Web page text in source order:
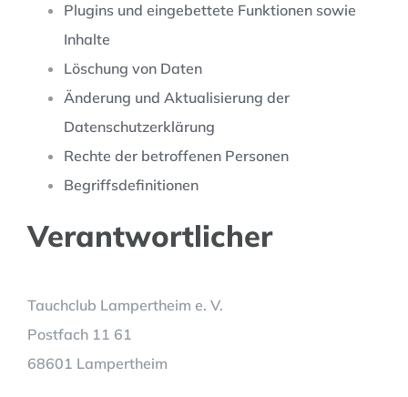
Plugins und eingebettete Funktionen sowie
Inhalte
Löschung von Daten
Änderung und Aktualisierung der
Datenschutzerklärung
Rechte der betroffenen Personen
Begriffsdefinitionen
Verantwortlicher
Tauchclub Lampertheim e. V.
Postfach 11 61
68601 Lampertheim